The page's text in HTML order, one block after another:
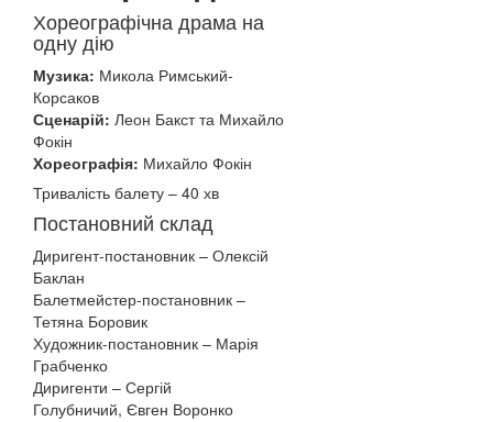
Хореографічна драма на
одну дію
Музика: Микола Римський-
Корсаков
Сценарій: Леон Бакст та Михайло
Фокін
Хореографія: Михайло Фокін
Тривалість балету – 40 хв
Постановний склад
Диригент-постановник – Олексій
Баклан
Балетмейстер-постановник –
Тетяна Боровик
Художник-постановник – Марія
Грабченко
Диригенти – Сергій
Голубничий, Євген Воронко